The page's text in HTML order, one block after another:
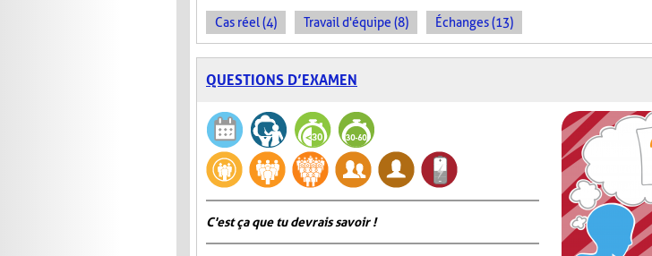
Cas réel (4) Travail d'équipe (8) Échanges (13)
QUESTIONS D’EXAMEN
C'est ça que tu devrais savoir !